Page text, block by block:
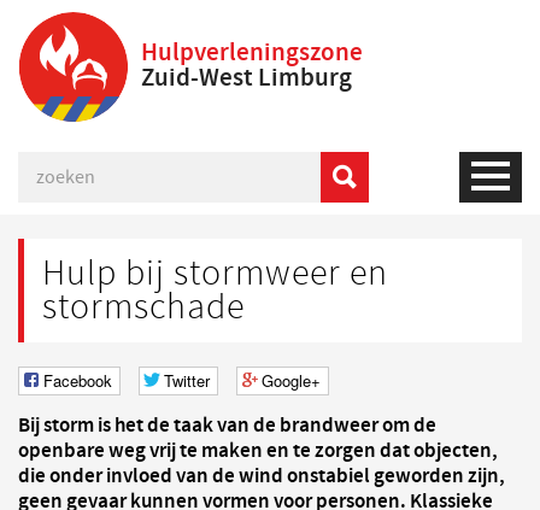
Hulpverleningszone
Zuid-West Limburg
Hulp bij stormweer en
stormschade
Facebook Twitter Google+
Bij storm is het de taak van de brandweer om de
openbare weg vrij te maken en te zorgen dat objecten,
die onder invloed van de wind onstabiel geworden zijn,
geen gevaar kunnen vormen voor personen. Klassieke